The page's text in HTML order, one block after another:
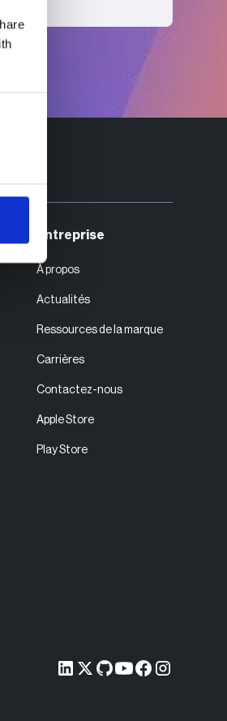
Entreprise
À propos
Actualités
Ressources de la marque
Carrières
Contactez-nous
Apple Store
Play Store